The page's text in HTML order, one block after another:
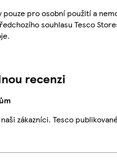
pouze pro osobní použití a
souhlasu Tesco
recenzi
zákazníci. Tesco